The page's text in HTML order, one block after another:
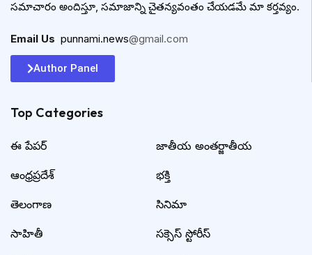
సమాచారం అందిస్తూ, సమాజాన్ని చైతన్యవంతం చేయడమే మా కర్తవ్యం.
Email Us punnami.news@gmail.com
Author Panel
Top Categories​
ఈ పేపర్
ఆంధ్రప్రదేశ్
తెలంగాణ
సాహితీ
జాతీయ అంతర్జాతీయ
భక్తి
సినిమా
సక్సెస్ స్టోరీస్